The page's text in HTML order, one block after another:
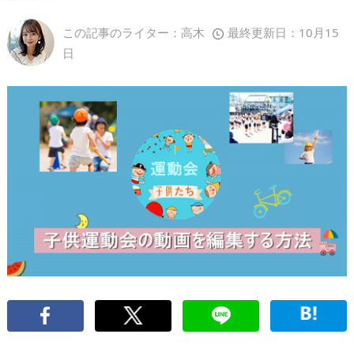
この記事のライター：高木
最終更新日：10月15
日